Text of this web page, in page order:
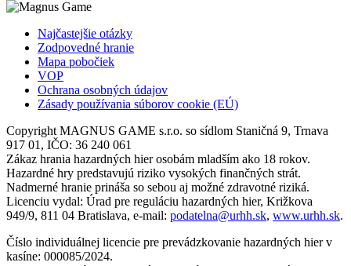
Najčastejšie otázky
Zodpovedné hranie
Mapa pobočiek
VOP
Ochrana osobných údajov
Zásady používania súborov cookie (EÚ)
Copyright MAGNUS GAME s.r.o. so sídlom Staničná 9, Trnava
917 01, IČO: 36 240 061
Zákaz hrania hazardných hier osobám mladším ako 18 rokov.
Hazardné hry predstavujú riziko vysokých finančných strát.
Nadmerné hranie prináša so sebou aj možné zdravotné riziká.
Licenciu vydal: Úrad pre reguláciu hazardných hier, Križkova
949/9, 811 04 Bratislava, e-mail: podatelna@urhh.sk, www.urhh.sk.
Číslo individuálnej licencie pre prevádzkovanie hazardných hier v
kasíne: 000085/2024.